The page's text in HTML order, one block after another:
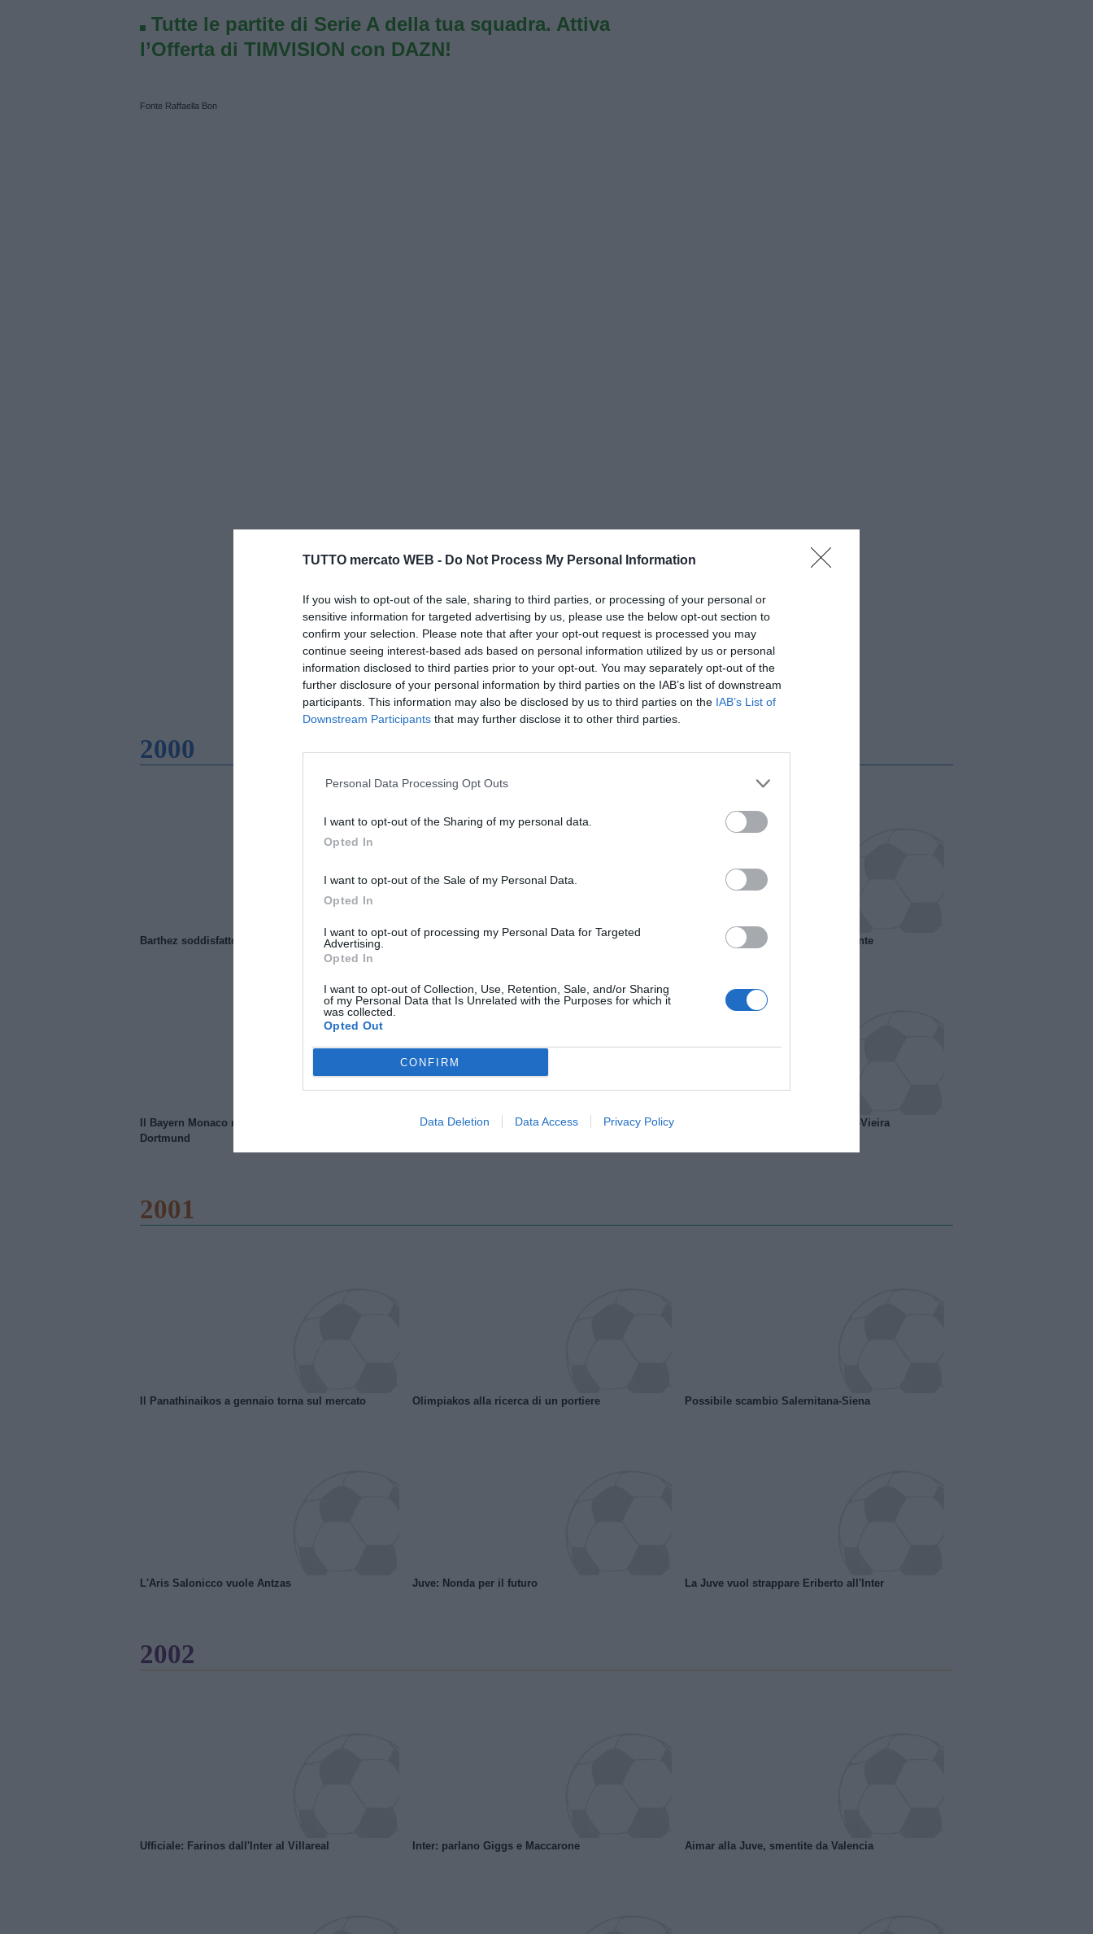
TUTTO mercato WEB - Do Not Process My Personal Information
If you wish to opt-out of the sale, sharing to third parties, or processing of your personal or
sensitive information for targeted advertising by us, please use the below opt-out section to
confirm your selection. Please note that after your opt-out request is processed you may
continue seeing interest-based ads based on personal information utilized by us or personal
information disclosed to third parties prior to your opt-out. You may separately opt-out of the
further disclosure of your personal information by third parties on the IAB’s list of downstream
participants. This information may also be disclosed by us to third parties on the IAB’s List of
Downstream Participants that may further disclose it to other third parties.
Personal Data Processing Opt Outs
I want to opt-out of the Sharing of my personal data.
Opted In
I want to opt-out of the Sale of my Personal Data.
Opted In
I want to opt-out of processing my Personal Data for Targeted
Advertising.
Opted In
I want to opt-out of Collection, Use, Retention, Sale, and/or Sharing
of my Personal Data that Is Unrelated with the Purposes for which it
was collected.
Opted Out
CONFIRM
Data Deletion Data Access Privacy Policy
Tutte le partite di Serie A della tua squadra. Attiva
l’Offerta di TIMVISION con DAZN!
Fonte Raffaella Bon
2000
Barthez soddisfatto del Manchester United Il Rayo Vallecano spinge per Zamorano Francia, il Marsiglia senza presidente
Il Bayern Monaco ridimensiona il Borussia
Dortmund
Wiltord vuole giocare A gennaio ipotesi scambio Davids-Vieira
2001
Il Panathinaikos a gennaio torna sul mercato Olimpiakos alla ricerca di un portiere Possibile scambio Salernitana-Siena
L'Aris Salonicco vuole Antzas Juve: Nonda per il futuro La Juve vuol strappare Eriberto all'Inter
2002
Ufficiale: Farinos dall'Inter al Villareal Inter: parlano Giggs e Maccarone Aimar alla Juve, smentite da Valencia